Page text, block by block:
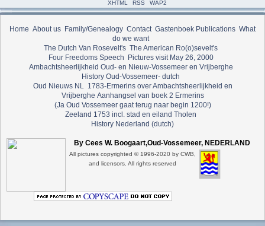
XHTML
RSS WAP2
Home About us Family/Genealogy Contact Gastenboek Publications What
do we want
The Dutch Van Rosevelt's The American Ro(o)sevelt's
Four Freedoms Speech Pictures visit May 26, 2000
Ambachtsheerlijkheid Oud- en Nieuw-Vossemeer en Vrijberghe
History Oud-Vossemeer- dutch
Oud Nieuws NL
1783-Ermerins over Ambachtsheerlijkheid en
Vrijberghe Aanhangsel van boek 2 Ermerins
(Ja Oud Vossemeer gaat terug naar begin 1200!)
Zeeland 1753 incl. stad en eiland Tholen
History Nederland (dutch)
By Cees W. Boogaart,Oud-Vossemeer, NEDERLAND
All pictures copyrighted © 1996-2020 by CWB,
and licensors. All rights reserved